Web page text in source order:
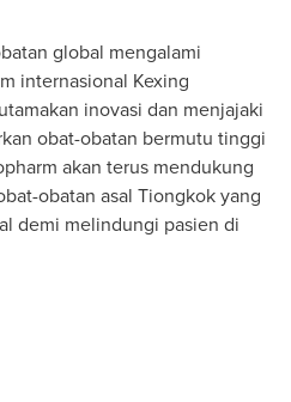
global mengalami
internasional Kexing
inovasi dan menjajaki
obat-obatan bermutu tinggi
akan terus mendukung
obatan asal Tiongkok yang
demi melindungi pasien di